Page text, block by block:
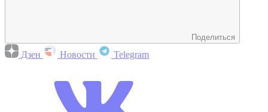
Поделиться
Дзен Новости Telegram